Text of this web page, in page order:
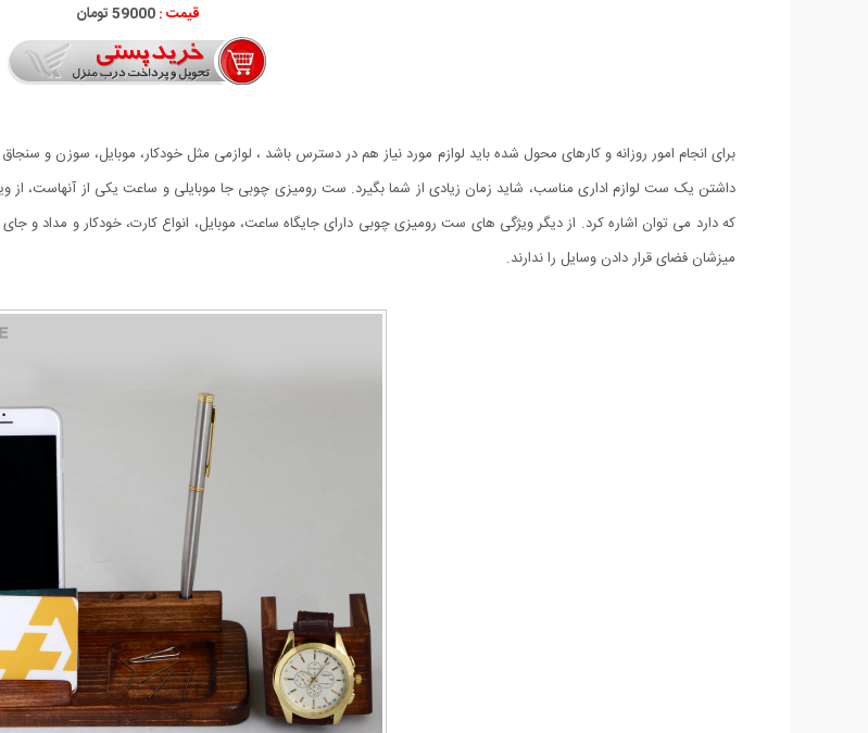
قیمت :59000 تومان
برای انجام امور روزانه و کارهای محول شده باید لوازم مورد نیاز هم در دسترس باشد ، لوازمی مثل خودکار، موبایل، سوزن و
داشتن یک ست لوازم اداری مناسب، شاید زمان زیادی از شما بگیرد. ست رومیزی چوبی جا موبایلی و ساعت یکی از آنهاست،
که دارد می توان اشاره کرد. از دیگر ویژگی های ست رومیزی چوبی دارای جایگاه ساعت، موبایل، انواع کارت، خودکار و
میزشان فضای قرار دادن وسایل را ندارند.